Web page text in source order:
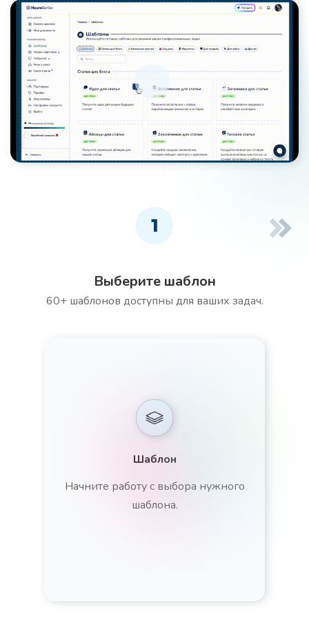
1
Выберите шаблон
60+ шаблонов доступны для ваших задач.
Шаблон
Начните работу с выбора нужного
шаблона.